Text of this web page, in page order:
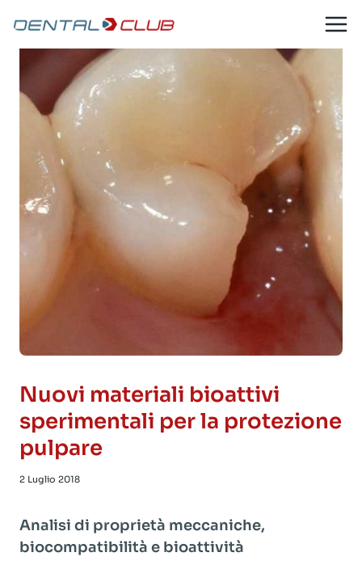
contenuto
Nuovi materiali bioattivi
sperimentali per la protezione
pulpare
2 Luglio 2018
Analisi di proprietà meccaniche,
biocompatibilità e bioattività